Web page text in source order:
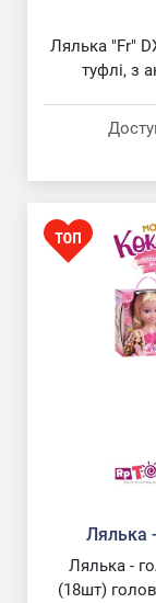
Лялька "Fr"
туфлі, з
Лялька
Лялька -
(18шт)